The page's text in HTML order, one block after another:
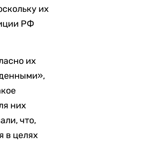
их
РФ
их
них
что,
в целях